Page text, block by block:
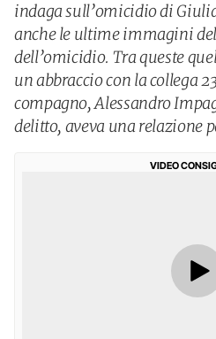
indaga sull’omicidio di
anche le ultime immagini
dell’omicidio. Tra queste
un abbraccio con la collega
compagno, Alessandro
delitto, aveva una relazione
VIDEO